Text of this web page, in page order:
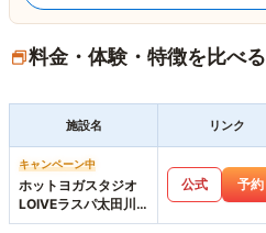
料金・体験・特徴を比べる
施設名 リンク
キャンペーン中
ホットヨガスタジオ
LOIVEラスパ太田川
店
公式 予約